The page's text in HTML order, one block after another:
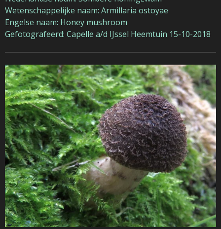
Wetenschappelijke naam: Armillaria ostoyae
Engelse naam: Honey mushroom
Gefotografeerd: Capelle a/d IJssel Heemtuin 15-10-2018